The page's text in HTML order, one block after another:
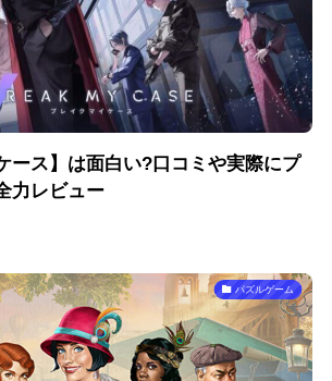
ース】は面白い?口コミや実際にプ
力レビュー
パズルゲーム